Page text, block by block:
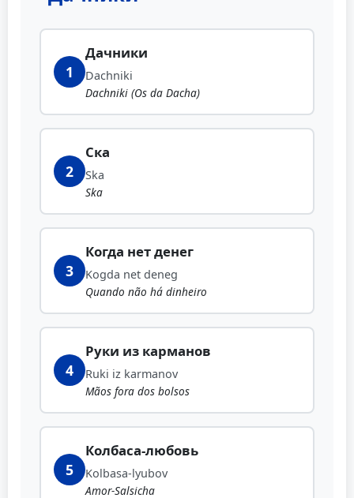
1
Дачники
Dachniki
Dachniki (Os da Dacha)
2
Ска
Ska
Ska
3
Когда нет денег
Kogda net deneg
Quando não há dinheiro
4
Руки из карманов
Ruki iz karmanov
Mãos fora dos bolsos
5
Колбаса-любовь
Kolbasa-lyubov
Amor-Salsicha